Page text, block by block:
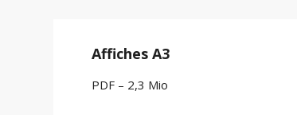
Affiches A3
PDF – 2,3 Mio